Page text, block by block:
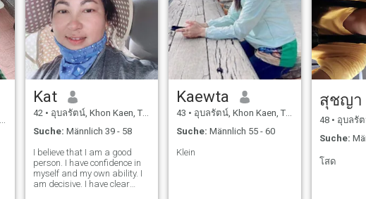
Kat
42 • อุบลรัตน์, Khon Kaen, Thailand
Suche: Männlich 39 - 58
I believe that I am a good
person. I have confidence in
myself and my own ability. I
am decisive. I have clear
Kaewta
43 • อุบลรัตน์, Khon Kaen, Thailand
Suche: Männlich 55 - 60
Klein
สุชญา
48 • อุบลรัตน์,
Suche:
โสด